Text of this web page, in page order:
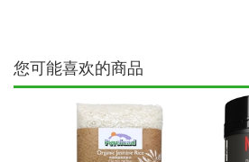
您可能喜欢的商品